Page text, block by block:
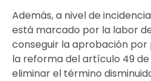
Además, a nivel de
está marcado por la labor
conseguir la aprobación
la reforma del artículo 49
eliminar el término